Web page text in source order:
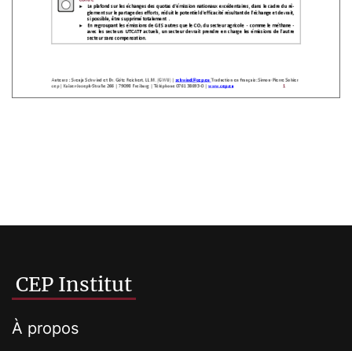
CEP Institut
À propos